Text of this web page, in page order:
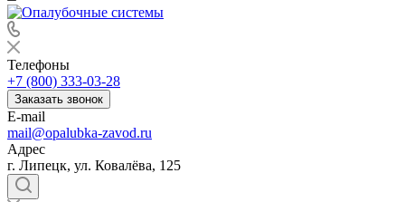
Телефоны
+7 (800) 333-03-28
Заказать звонок
E-mail
mail@opalubka-zavod.ru
Адрес
г. Липецк, ул. Ковалёва, 125